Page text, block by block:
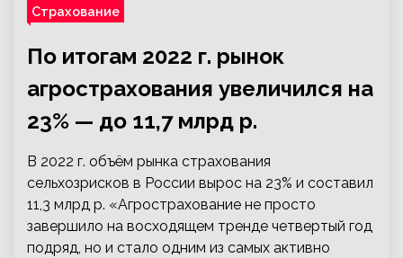
Страхование
По итогам 2022 г. рынок
агрострахования увеличился на
23% — до 11,7 млрд р.
В 2022 г. объём рынка страхования
сельхозрисков в России вырос на 23% и составил
11,3 млрд р. «Агрострахование не просто
завершило на восходящем тренде четвертый год
подряд, но и стало одним из самых активно